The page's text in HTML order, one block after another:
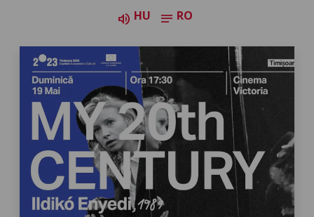
volume_up HU notes RO